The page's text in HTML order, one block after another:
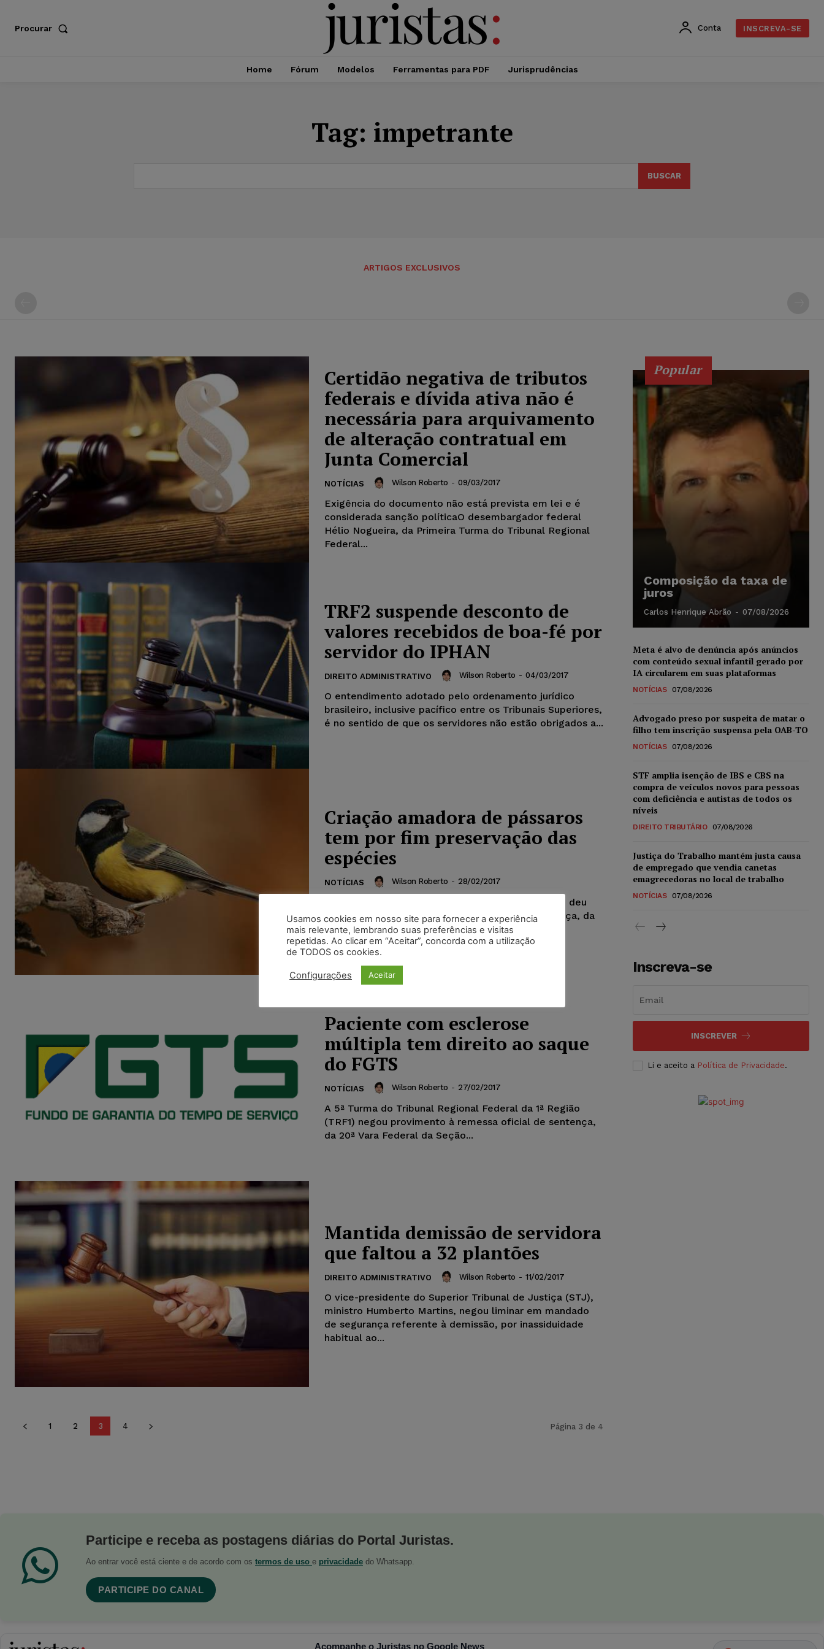
Procurar Conta INSCREVA-SE
Home Fórum Modelos Ferramentas para PDF Jurisprudências
Tag: impetrante
BUSCAR
ARTIGOS EXCLUSIVOS
Certidão negativa de tributos
federais e dívida ativa não é
necessária para arquivamento
de alteração contratual em
Junta Comercial
NOTÍCIAS Wilson Roberto - 09/03/2017
Exigência do documento não está prevista em lei e é
considerada sanção políticaO desembargador federal
Hélio Nogueira, da Primeira Turma do Tribunal Regional
Federal...
TRF2 suspende desconto de
valores recebidos de boa-fé por
servidor do IPHAN
DIREITO ADMINISTRATIVO Wilson Roberto - 04/03/2017
O entendimento adotado pelo ordenamento jurídico
brasileiro, inclusive pacífico entre os Tribunais Superiores,
é no sentido de que os servidores não estão obrigados a...
Criação amadora de pássaros
tem por fim preservação das
espécies
NOTÍCIAS Wilson Roberto - 28/02/2017
A 6ª Turma do TRF da 1ª Região, por unanimidade, deu
provimento à apelação interposta contra a sentença, da
5ª Vara Federal da Seção...
Paciente com esclerose
múltipla tem direito ao saque
do FGTS
NOTÍCIAS Wilson Roberto - 27/02/2017
A 5ª Turma do Tribunal Regional Federal da 1ª Região
(TRF1) negou provimento à remessa oficial de sentença,
da 20ª Vara Federal da Seção...
Mantida demissão de servidora
que faltou a 32 plantões
DIREITO ADMINISTRATIVO Wilson Roberto - 11/02/2017
O vice-presidente do Superior Tribunal de Justiça (STJ),
ministro Humberto Martins, negou liminar em mandado
de segurança referente à demissão, por inassiduidade
habitual ao...
1 2 3 4 Página 3 de 4
Popular
Composição da taxa de
juros
Carlos Henrique Abrão - 07/08/2026
Meta é alvo de denúncia após anúncios
com conteúdo sexual infantil gerado por
IA circularem em suas plataformas
NOTÍCIAS 07/08/2026
Advogado preso por suspeita de matar o
filho tem inscrição suspensa pela OAB-TO
NOTÍCIAS 07/08/2026
STF amplia isenção de IBS e CBS na
compra de veículos novos para pessoas
com deficiência e autistas de todos os
níveis
DIREITO TRIBUTÁRIO 07/08/2026
Justiça do Trabalho mantém justa causa
de empregado que vendia canetas
emagrecedoras no local de trabalho
NOTÍCIAS 07/08/2026
Inscreva-se
INSCREVER
Li e aceito a Política de Privacidade.
Participe e receba as postagens diárias do Portal Juristas.
Ao entrar você está ciente e de acordo com os termos de uso e privacidade do Whatsapp.
PARTICIPE DO CANAL
Acompanhe o Juristas no Google News
Usamos cookies em nosso site para fornecer a experiência
mais relevante, lembrando suas preferências e visitas
repetidas. Ao clicar em “Aceitar”, concorda com a utilização
de TODOS os cookies.
Configurações Aceitar